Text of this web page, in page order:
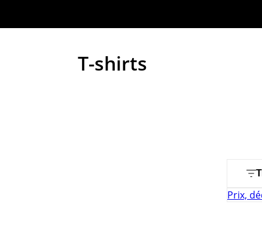
T-shirts
Prix,